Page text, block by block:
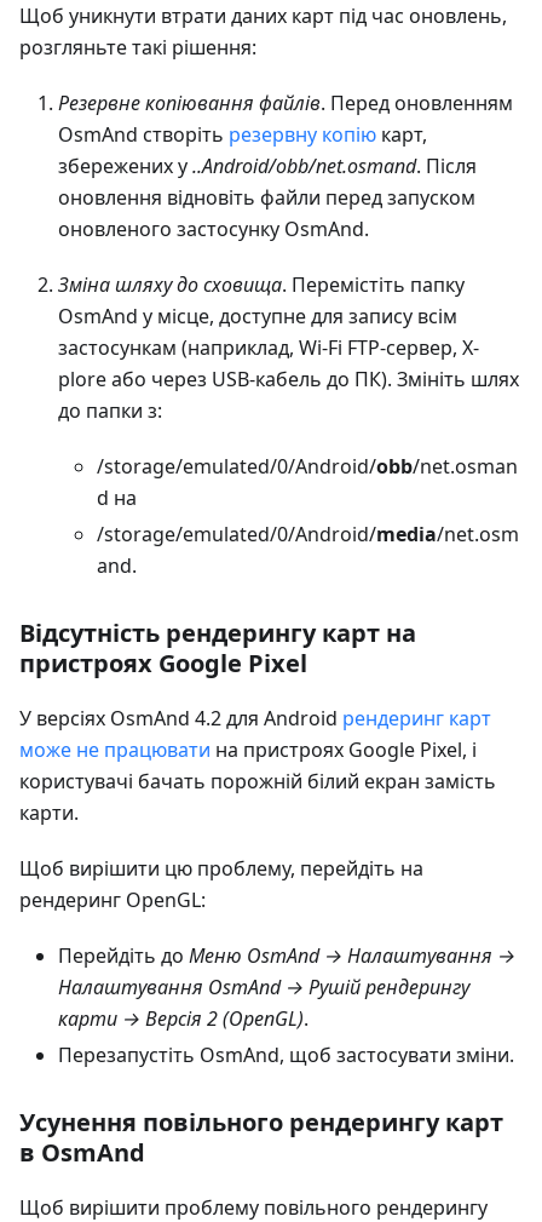
Щоб уникнути втрати даних карт під час оновлень,
розгляньте такі рішення:
Резервне копіювання файлів. Перед оновленням
OsmAnd створіть резервну копію карт,
збережених у..Android/obb/net.osmand. Після
оновлення відновіть файли перед запуском
оновленого застосунку OsmAnd.
Зміна шляху до сховища. Перемістіть папку
OsmAnd у місце, доступне для запису всім
застосункам (наприклад, Wi-Fi FTP-сервер, X-
plore або через USB-кабель до ПК). Змініть шлях
до папки з:
/storage/emulated/0/Android/obb/net.osman
d на
/storage/emulated/0/Android/media/net.osm
and.
Відсутність рендерингу карт на
пристроях Google Pixel
У версіях OsmAnd 4.2 для Android рендеринг карт
може не працювати на пристроях Google Pixel, і
користувачі бачать порожній білий екран замість
карти.
Щоб вирішити цю проблему, перейдіть на
рендеринг OpenGL:
Перейдіть до Меню OsmAnd → Налаштування →
Налаштування OsmAnd → Рушій рендерингу
карти → Версія 2 (OpenGL).
Перезапустіть OsmAnd, щоб застосувати зміни.
Усунення повільного рендерингу карт
в OsmAnd
Щоб вирішити проблему повільного рендерингу